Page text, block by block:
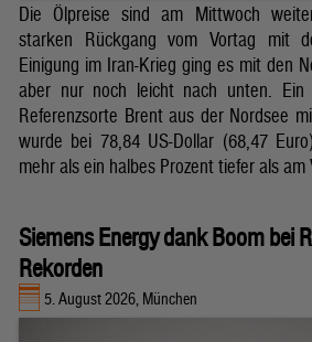
Die Ölpreise sind am Mittwoch
starken Rückgang vom Vortag mit
Einigung im Iran-Krieg ging es mit den
aber nur noch leicht nach unten.
Referenzsorte Brent aus der Nordsee
wurde bei 78,84 US-Dollar (68,47
mehr als ein halbes Prozent tiefer als am
Siemens Energy dank Boom bei
Rekorden
5. August 2026, München